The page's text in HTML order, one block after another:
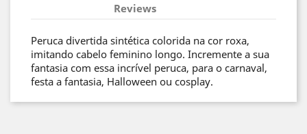
Reviews
Peruca divertida sintética colorida na cor roxa,
imitando cabelo feminino longo. Incremente a sua
fantasia com essa incrível peruca, para o carnaval,
festa a fantasia, Halloween ou cosplay.